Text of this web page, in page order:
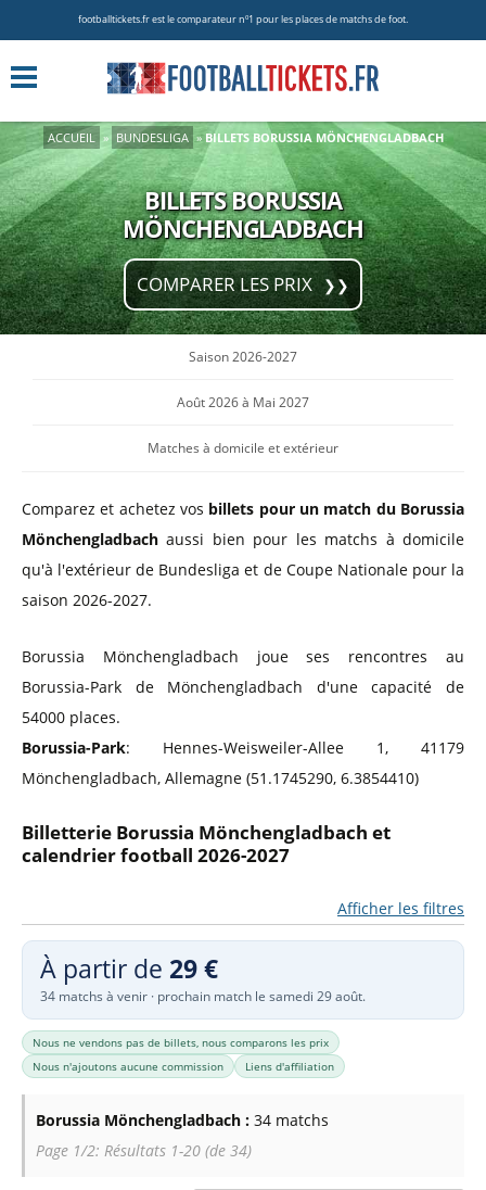
footballtickets.fr est le comparateur nº1 pour les places de matchs de foot.
ACCUEIL » BUNDESLIGA » BILLETS BORUSSIA MÖNCHENGLADBACH
BILLETS BORUSSIA
MÖNCHENGLADBACH
COMPARER LES PRIX
Saison 2026-2027
Août 2026 à Mai 2027
Matches à domicile et extérieur
Comparez et achetez vos billets pour un match du Borussia
Mönchengladbach aussi bien pour les matchs à domicile
qu'à l'extérieur de Bundesliga et de Coupe Nationale pour la
saison 2026-2027.
Borussia Mönchengladbach joue ses rencontres au
Borussia-Park de Mönchengladbach d'une capacité de
54000 places.
Borussia-Park: Hennes-Weisweiler-Allee 1, 41179
Mönchengladbach, Allemagne (51.1745290, 6.3854410)
Billetterie Borussia Mönchengladbach et
calendrier football 2026-2027
Afficher les filtres
À partir de 29 €
34 matchs à venir · prochain match le samedi 29 août.
Nous ne vendons pas de billets, nous comparons les prix
Nous n'ajoutons aucune commission
Liens d'affiliation
Borussia Mönchengladbach : 34 matchs
Page 1/2: Résultats 1-20 (de 34)